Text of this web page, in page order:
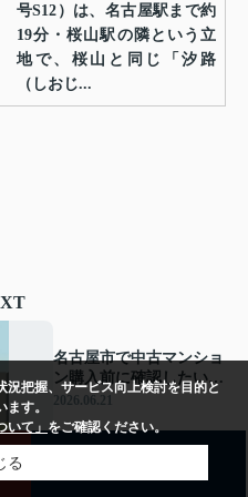
号S12）は、名古屋駅まで約
19分・桜山駅の隣という立
地で、桜山と同じ「汐路
（しおじ...
名古屋市で中古マンショ
ン購入前に確認したいハ
ザードマップの見方名古
屋市ファミリー向け解説
2026.06.21
把握、サービス向上検討を目的と
す。
いて」をご確認ください。
る